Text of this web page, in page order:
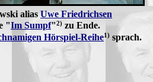
alias Uwe Friedrichsen
"Im Sumpf"2) zu Ende.
Hörspiel-Reihe1) sprach.